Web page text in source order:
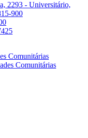
2293 - Universitário,
900